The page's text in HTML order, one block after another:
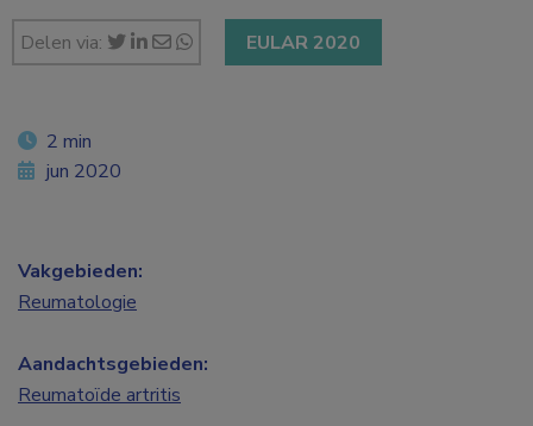
Delen via: EULAR 2020
2 min
jun 2020
Vakgebieden:
Reumatologie
Aandachtsgebieden:
Reumatoïde artritis